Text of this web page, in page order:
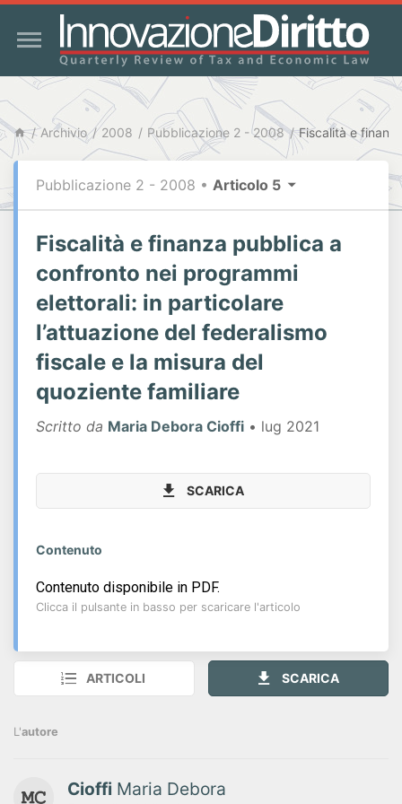
Archivio 2008 Pubblicazione 2 - 2008
Pubblicazione 2 - 2008 • Articolo 5
Fiscalità e finanza pubblica a
confronto nei programmi
elettorali: in particolare
l’attuazione del federalismo
fiscale e la misura del
quoziente familiare
Scritto da Maria Debora Cioffi • lug 2021
SCARICA
Contenuto
Contenuto disponibile in PDF.
Clicca il pulsante in basso per scaricare l'articolo
ARTICOLI SCARICA
L'autore
Cioffi Maria Debora